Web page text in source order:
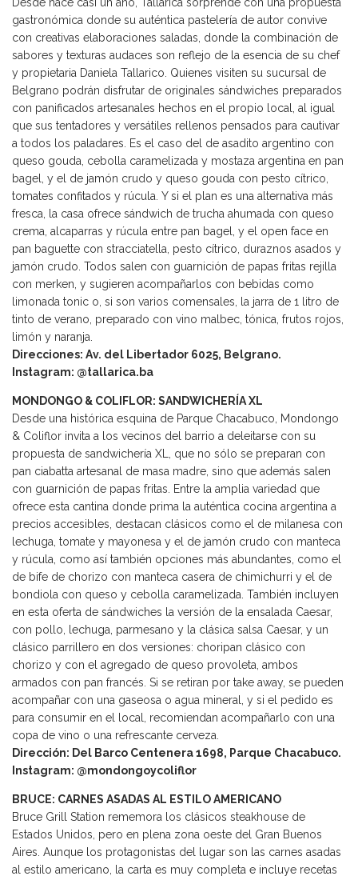
Desde hace casi un año, Tallarica sorprende con una propuesta
gastronómica donde su auténtica pastelería de autor convive
con creativas elaboraciones saladas, donde la combinación de
sabores y texturas audaces son reflejo de la esencia de su chef
y propietaria Daniela Tallarico. Quienes visiten su sucursal de
Belgrano podrán disfrutar de originales sándwiches preparados
con panificados artesanales hechos en el propio local, al igual
que sus tentadores y versátiles rellenos pensados para cautivar
a todos los paladares. Es el caso del de asadito argentino con
queso gouda, cebolla caramelizada y mostaza argentina en pan
bagel, y el de jamón crudo y queso gouda con pesto cítrico,
tomates confitados y rúcula. Y si el plan es una alternativa más
fresca, la casa ofrece sándwich de trucha ahumada con queso
crema, alcaparras y rúcula entre pan bagel, y el open face en
pan baguette con stracciatella, pesto cítrico, duraznos asados y
jamón crudo. Todos salen con guarnición de papas fritas rejilla
con merken, y sugieren acompañarlos con bebidas como
limonada tonic o, si son varios comensales, la jarra de 1 litro de
tinto de verano, preparado con vino malbec, tónica, frutos rojos,
limón y naranja.
Direcciones: Av. del Libertador 6025, Belgrano.
Instagram: @tallarica.ba
MONDONGO & COLIFLOR: SANDWICHERÍA XL
Desde una histórica esquina de Parque Chacabuco, Mondongo
& Coliflor invita a los vecinos del barrio a deleitarse con su
propuesta de sandwichería XL, que no sólo se preparan con
pan ciabatta artesanal de masa madre, sino que además salen
con guarnición de papas fritas. Entre la amplia variedad que
ofrece esta cantina donde prima la auténtica cocina argentina a
precios accesibles, destacan clásicos como el de milanesa con
lechuga, tomate y mayonesa y el de jamón crudo con manteca
y rúcula, como así también opciones más abundantes, como el
de bife de chorizo con manteca casera de chimichurri y el de
bondiola con queso y cebolla caramelizada. También incluyen
en esta oferta de sándwiches la versión de la ensalada Caesar,
con pollo, lechuga, parmesano y la clásica salsa Caesar, y un
clásico parrillero en dos versiones: choripan clásico con
chorizo y con el agregado de queso provoleta, ambos
armados con pan francés. Si se retiran por take away, se pueden
acompañar con una gaseosa o agua mineral, y si el pedido es
para consumir en el local, recomiendan acompañarlo con una
copa de vino o una refrescante cerveza.
Dirección: Del Barco Centenera 1698, Parque Chacabuco.
Instagram: @mondongoycoliflor
BRUCE: CARNES ASADAS AL ESTILO AMERICANO
Bruce Grill Station rememora los clásicos steakhouse de
Estados Unidos, pero en plena zona oeste del Gran Buenos
Aires. Aunque los protagonistas del lugar son las carnes asadas
al estilo americano, la carta es muy completa e incluye recetas